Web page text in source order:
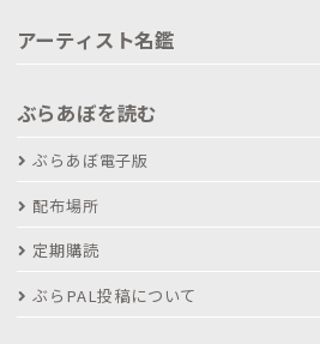
アーティスト名鑑
ぶらあぼを読む
ぶらあぼ電子版
配布場所
定期購読
ぶらPAL投稿について